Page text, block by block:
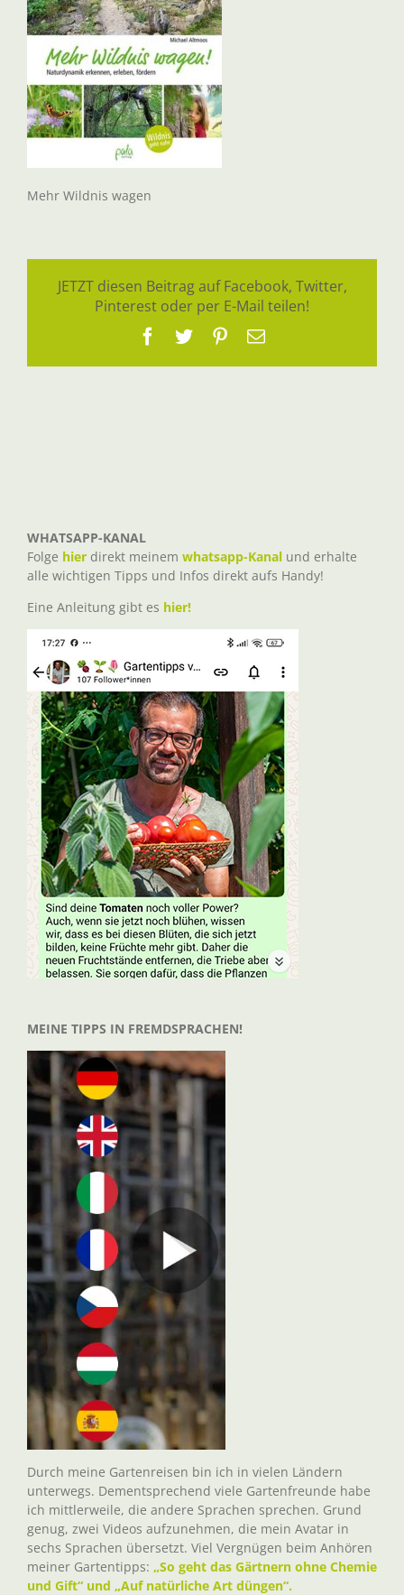
Mehr Wildnis wagen
JETZT diesen Beitrag auf Facebook, Twitter,
Pinterest oder per E-Mail teilen!
Facebook
TwitterPinterest
E-
WHATSAPP-KANAL
Folge hier direkt meinem whatsapp-Kanal und erhalte
alle wichtigen Tipps und Infos direkt aufs Handy!
Eine Anleitung gibt es hier!
MEINE TIPPS IN FREMDSPRACHEN!
Durch meine Gartenreisen bin ich in vielen Ländern
unterwegs. Dementsprechend viele Gartenfreunde habe
ich mittlerweile, die andere Sprachen sprechen. Grund
genug, zwei Videos aufzunehmen, die mein Avatar in
sechs Sprachen übersetzt. Viel Vergnügen beim Anhören
meiner Gartentipps: „So geht das Gärtnern ohne Chemie
und Gift“ und „Auf natürliche Art düngen“.